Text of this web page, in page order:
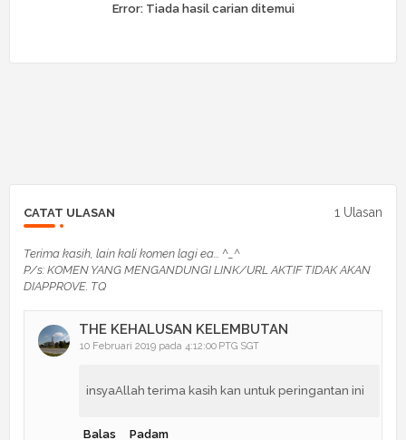
Error:Tiada hasil carian ditemui
CATAT ULASAN 1 Ulasan
Terima kasih, lain kali komen lagi ea... ^_^
P/s: KOMEN YANG MENGANDUNGI LINK/URL AKTIF TIDAK AKAN
DIAPPROVE. TQ
THE KEHALUSAN KELEMBUTAN
10 Februari 2019 pada 4:12:00 PTG SGT
insyaAllah terima kasih kan untuk peringantan ini
Balas Padam